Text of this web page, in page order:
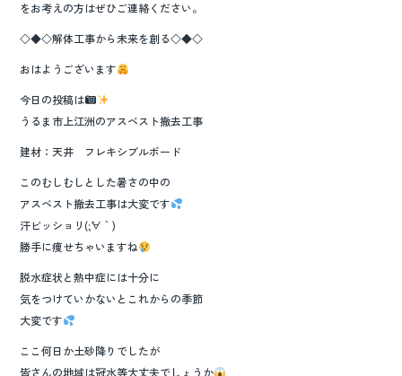
をお考えの方はぜひご連絡ください。
◇◆◇解体工事から未来を創る◇◆◇
おはようございます
今日の投稿は
うるま市上江洲のアスベスト撤去工事
建材：天井 フレキシブルボード
このむしむしとした暑さの中の
アスベスト撤去工事は大変です
汗ビッショリ(;´∀｀)
勝手に痩せちゃいますね
脱水症状と熱中症には十分に
気をつけていかないとこれからの季節
大変です
ここ何日か土砂降りでしたが
皆さんの地域は冠水等大丈夫でしょうか